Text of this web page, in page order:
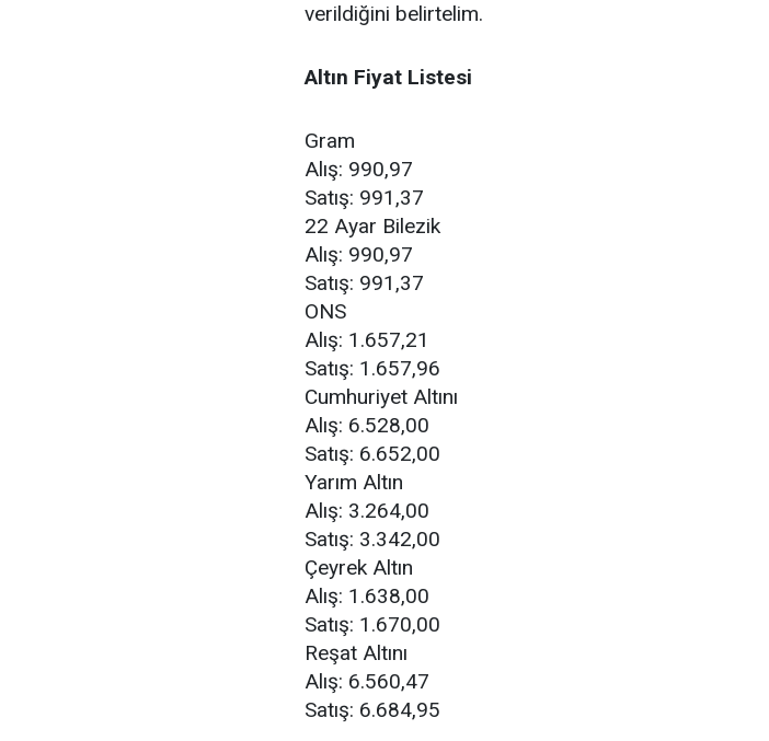
verildiğini belirtelim.
Altın Fiyat Listesi
Gram
Alış: 990,97
Satış: 991,37
22 Ayar Bilezik
Alış: 990,97
Satış: 991,37
ONS
Alış: 1.657,21
Satış: 1.657,96
Cumhuriyet Altını
Alış: 6.528,00
Satış: 6.652,00
Yarım Altın
Alış: 3.264,00
Satış: 3.342,00
Çeyrek Altın
Alış: 1.638,00
Satış: 1.670,00
Reşat Altını
Alış: 6.560,47
Satış: 6.684,95